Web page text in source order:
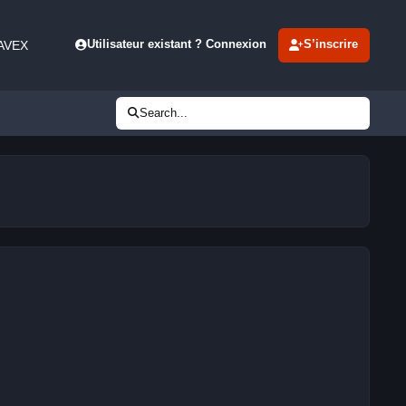
Utilisateur existant ? Connexion S’inscrire
Search...